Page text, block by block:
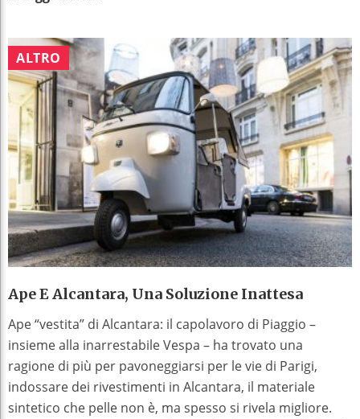
ALTRO
Ape E Alcantara, Una Soluzione Inattesa
Ape “vestita” di Alcantara: il capolavoro di Piaggio –
insieme alla inarrestabile Vespa – ha trovato una
ragione di più per pavoneggiarsi per le vie di Parigi,
indossare dei rivestimenti in Alcantara, il materiale
sintetico che pelle non è, ma spesso si rivela migliore.